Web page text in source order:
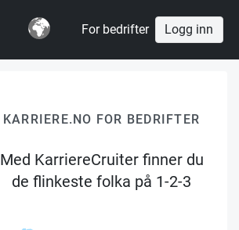
For bedrifter Logg inn
KARRIERE.NO FOR BEDRIFTER
Med KarriereCruiter finner du
de flinkeste folka på 1-2-3